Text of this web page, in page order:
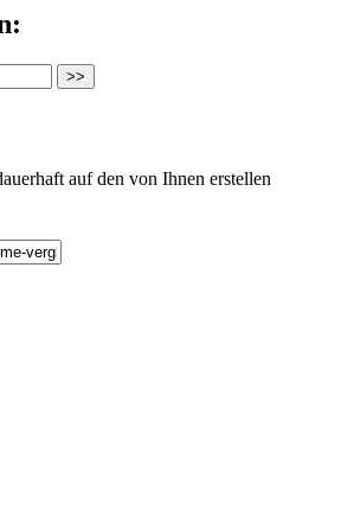
auf den von Ihnen erstellen